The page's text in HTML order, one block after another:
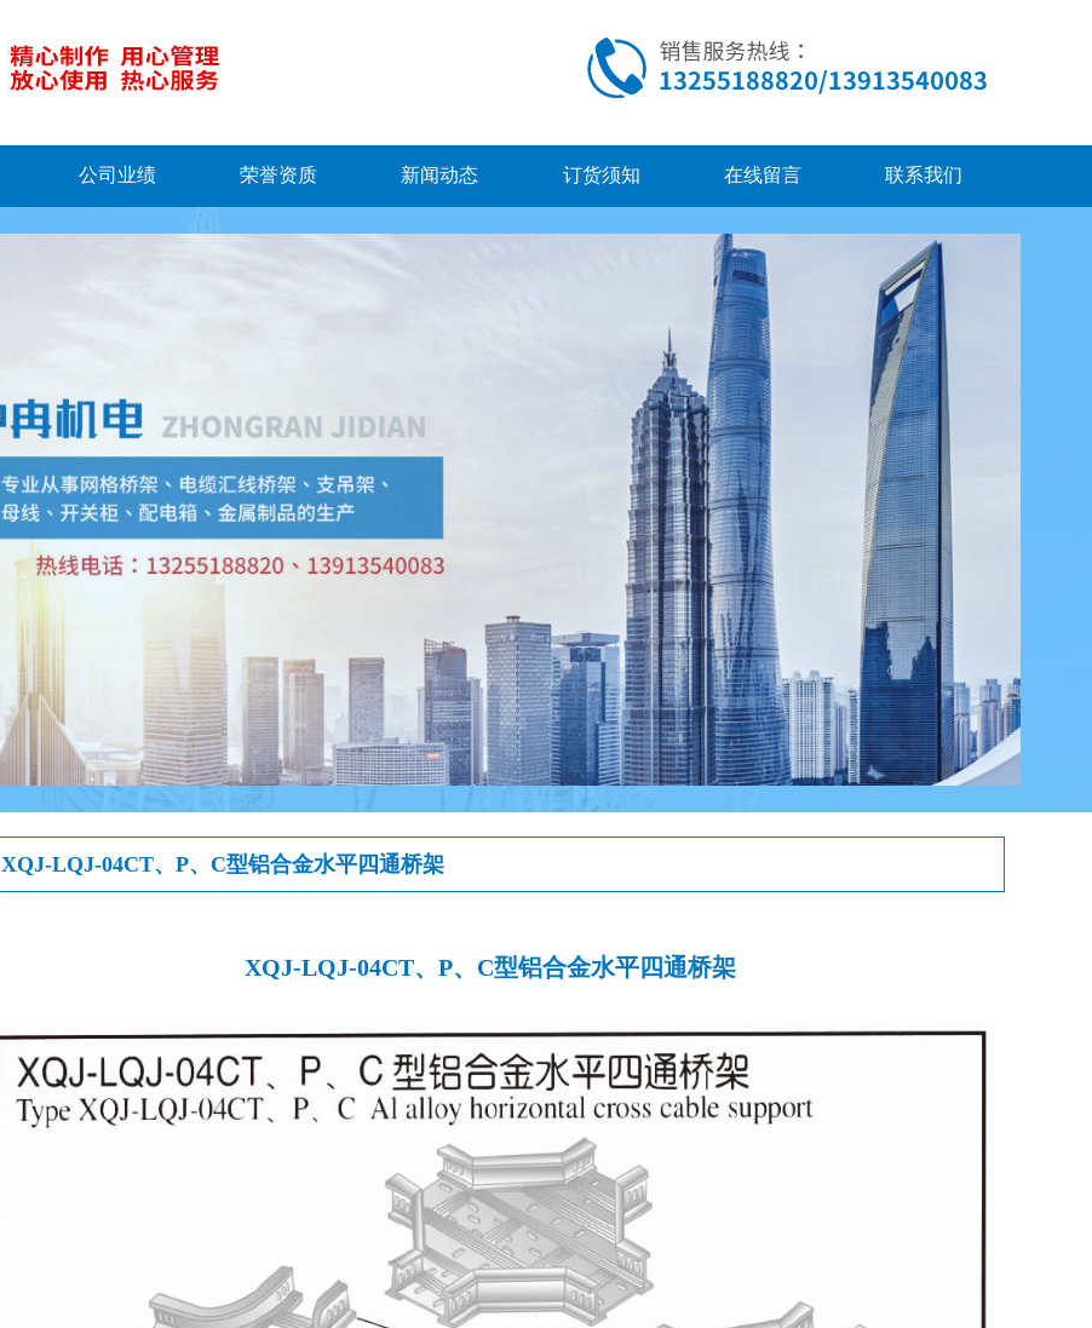
公司业绩 荣誉资质 新闻动态 订货须知 在线留言 联系我们
XQJ-LQJ-04CT、P、C型铝合金水平四通桥架
XQJ-LQJ-04CT、P、C型铝合金水平四通桥架